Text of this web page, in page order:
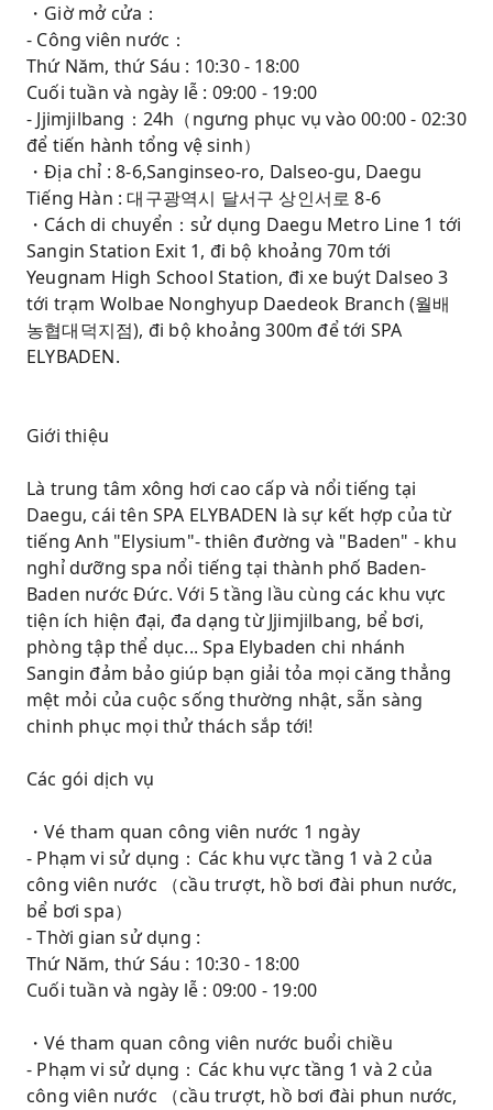
・Giờ mở cửa：
- Công viên nước：
Thứ Năm, thứ Sáu : 10:30 - 18:00
Cuối tuần và ngày lễ : 09:00 - 19:00
- Jjimjilbang：24h（ngưng phục vụ vào 00:00 - 02:30
để tiến hành tổng vệ sinh）
・Địa chỉ : 8-6,Sanginseo-ro, Dalseo-gu, Daegu
Tiếng Hàn : 대구광역시 달서구 상인서로 8-6
・Cách di chuyển：sử dụng Daegu Metro Line 1 tới
Sangin Station Exit 1, đi bộ khoảng 70m tới
Yeugnam High School Station, đi xe buýt Dalseo 3
tới trạm Wolbae Nonghyup Daedeok Branch (월배
농협대덕지점), đi bộ khoảng 300m để tới SPA
ELYBADEN.
Giới thiệu
Là trung tâm xông hơi cao cấp và nổi tiếng tại
Daegu, cái tên SPA ELYBADEN là sự kết hợp của từ
tiếng Anh "Elysium"- thiên đường và "Baden" - khu
nghỉ dưỡng spa nổi tiếng tại thành phố Baden-
Baden nước Đức. Với 5 tầng lầu cùng các khu vực
tiện ích hiện đại, đa dạng từ Jjimjilbang, bể bơi,
phòng tập thể dục... Spa Elybaden chi nhánh
Sangin đảm bảo giúp bạn giải tỏa mọi căng thẳng
mệt mỏi của cuộc sống thường nhật, sẵn sàng
chinh phục mọi thử thách sắp tới!
Các gói dịch vụ
・Vé tham quan công viên nước 1 ngày
- Phạm vi sử dụng：Các khu vực tầng 1 và 2 của
công viên nước （cầu trượt, hồ bơi đài phun nước,
bể bơi spa）
- Thời gian sử dụng :
Thứ Năm, thứ Sáu : 10:30 - 18:00
Cuối tuần và ngày lễ : 09:00 - 19:00
・Vé tham quan công viên nước buổi chiều
- Phạm vi sử dụng：Các khu vực tầng 1 và 2 của
công viên nước （cầu trượt, hồ bơi đài phun nước,